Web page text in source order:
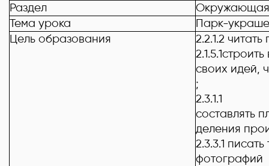
Раздел
Тема урока
Парк-
Цель образования
2.2.1.2
своих идей,
;
2.3.1.1
составлять
деления
2.3.3.1
фотографий